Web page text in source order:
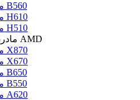
مادربرد B560
مادربرد H610
مادربرد H510
مادربرد بر اساس AMD
مادربرد X870
مادربرد X670
مادربرد B650
مادربرد B550
مادربرد A620